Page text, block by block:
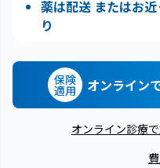
薬は配送 またはお
り
保険
適用 オンライン
オンライン診療